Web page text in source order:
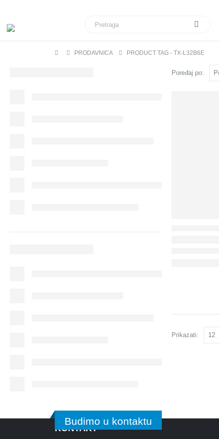
PRODAVNICA PRODUCT TAG - TX-L32B6E
Poređaj po:
Prikazati:
Budimo u kontaktu
KONTAKT